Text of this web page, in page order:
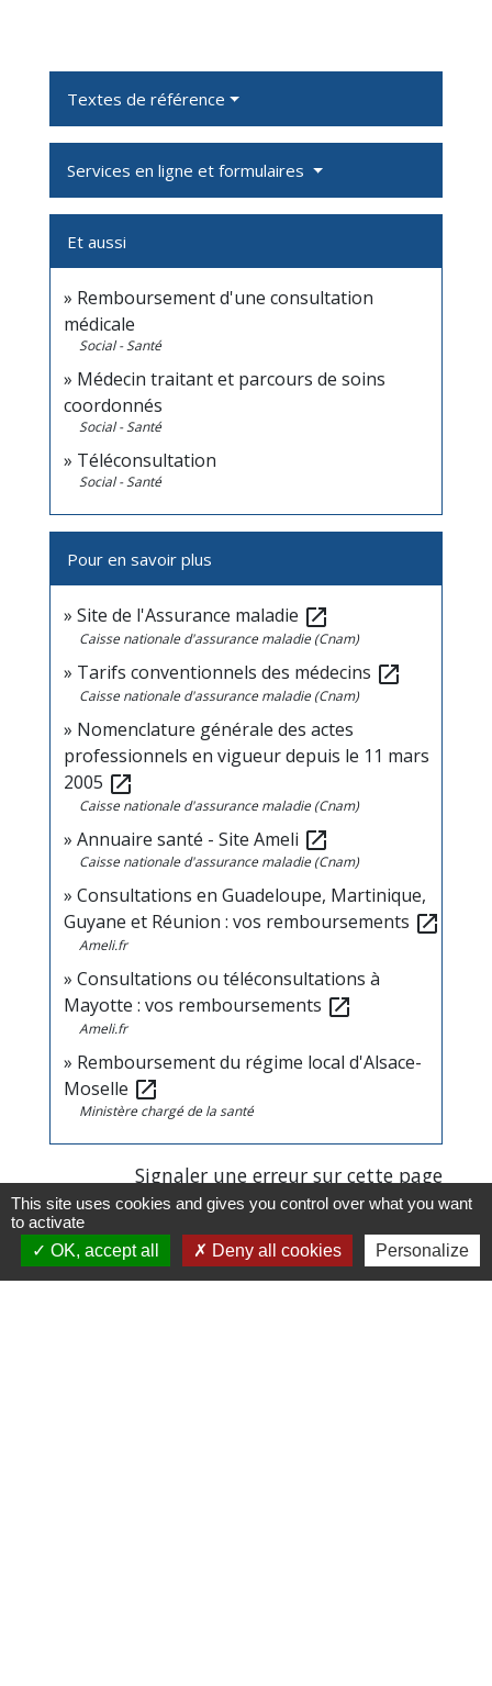
Textes de référence
Services en ligne et formulaires
Et aussi
Remboursement d'une consultation
médicale
Social - Santé
Médecin traitant et parcours de soins
coordonnés
Social - Santé
Téléconsultation
Social - Santé
Pour en savoir plus
Site de l'Assurance maladie open_in_new
Caisse nationale d'assurance maladie (Cnam)
Tarifs conventionnels des médecins open_in_new
Caisse nationale d'assurance maladie (Cnam)
Nomenclature générale des actes
professionnels en vigueur depuis le 11 mars
2005 open_in_new
Caisse nationale d'assurance maladie (Cnam)
Annuaire santé - Site Ameli open_in_new
Caisse nationale d'assurance maladie (Cnam)
Consultations en Guadeloupe, Martinique,
Guyane et Réunion : vos remboursements open_in_new
Ameli.fr
Consultations ou téléconsultations à
Mayotte : vos remboursements open_in_new
Ameli.fr
Remboursement du régime local d'Alsace-
Moselle open_in_new
Ministère chargé de la santé
Signaler une erreur sur cette page
This site uses cookies and gives you control over what you want
to activate
OK, accept all
Deny all cookies Personalize